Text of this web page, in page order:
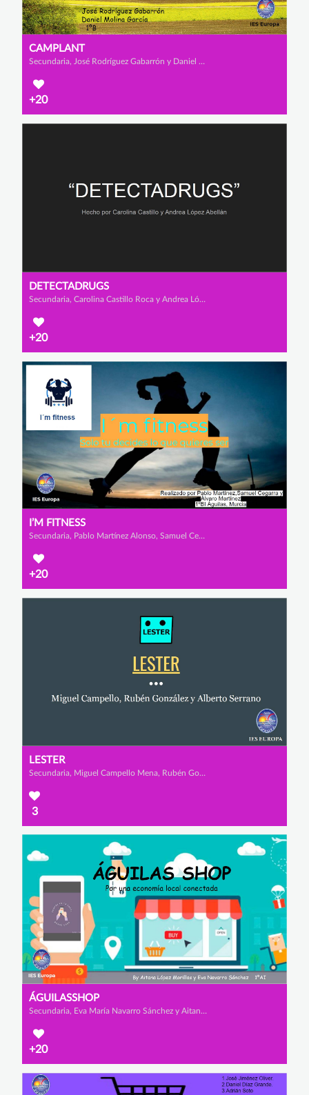
CAMPLANT
Secundaria, José Rodríguez Gabarrón y Daniel Molina García
+20
DETECTADRUGS
Secundaria, Carolina Castillo Roca y Andrea López Abellán
+20
I’M FITNESS
Secundaria, Pablo Martínez Alonso, Samuel Cegarrarra Vargas y Álvaro Martínez
+20
LESTER
Secundaria, Miguel Campello Mena, Rubén González Méndez y Alberto Serrano Martínez
3
ÁGUILASSHOP
Secundaria, Eva María Navarro Sánchez y Aitana López Morillas
+20